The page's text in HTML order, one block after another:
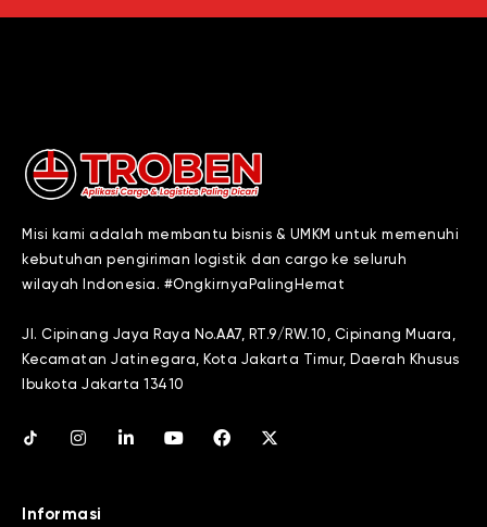
Misi kami adalah membantu bisnis & UMKM untuk memenuhi
kebutuhan pengiriman logistik dan cargo ke seluruh
wilayah Indonesia. #OngkirnyaPalingHemat
Jl. Cipinang Jaya Raya No.AA7, RT.9/RW.10, Cipinang Muara,
Kecamatan Jatinegara, Kota Jakarta Timur, Daerah Khusus
Ibukota Jakarta 13410
Informasi